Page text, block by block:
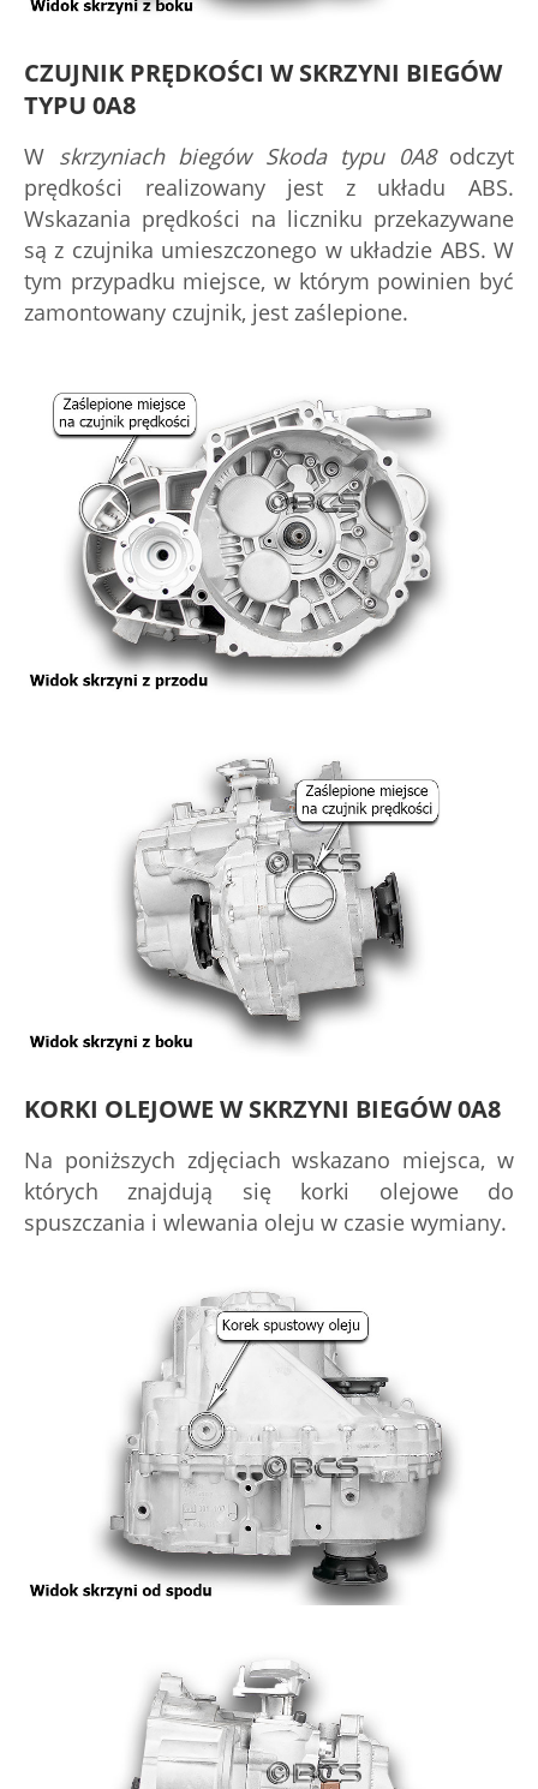
CZUJNIK PRĘDKOŚCI W SKRZYNI BIEGÓW
TYPU 0A8
W skrzyniach biegów Skoda typu 0A8odczyt
prędkości realizowany jest z układu ABS.
Wskazania prędkości na liczniku przekazywane
są z czujnika umieszczonego w układzie ABS. W
tym przypadku miejsce, w którym powinien być
zamontowany czujnik, jest zaślepione.
KORKI OLEJOWE W SKRZYNI BIEGÓW 0A8
Na poniższych zdjęciach wskazano miejsca, w
których znajdują się korki olejowe do
spuszczania i wlewania oleju w czasie wymiany.